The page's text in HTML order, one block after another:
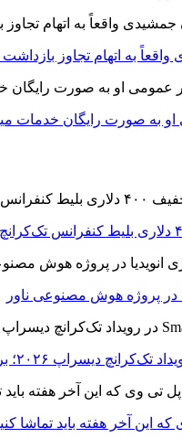
به اتهام تجاوز
او به صورت رایگان خدمات